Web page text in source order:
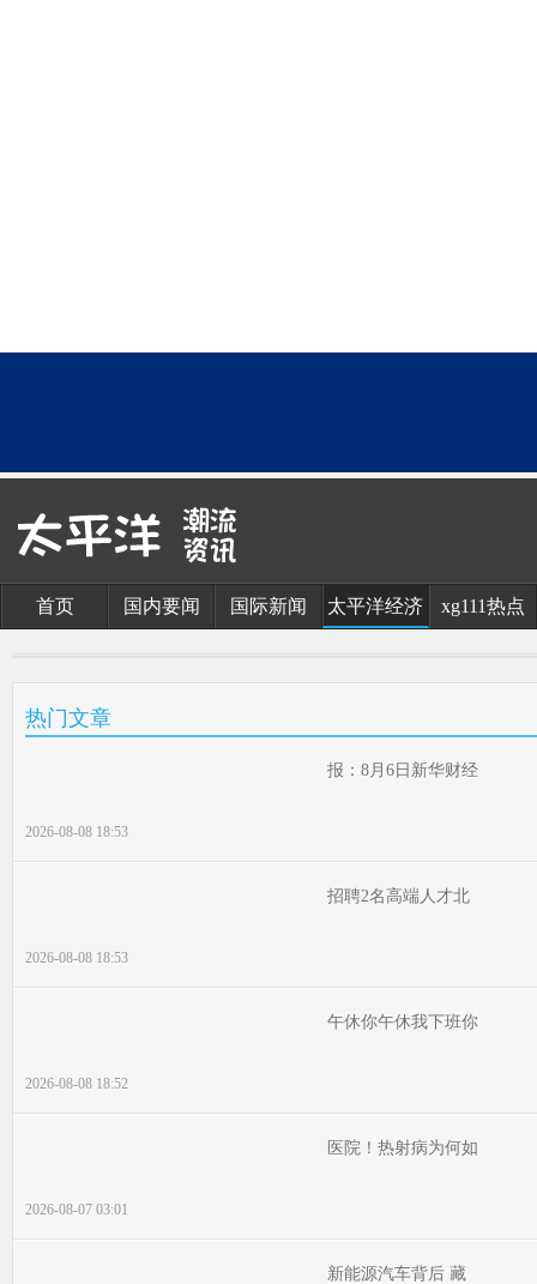
首页 国内要闻 国际新闻 太平洋经济 xg111热点
热门文章
报：8月6日新华财经
2026-08-08 18:53
招聘2名高端人才北
2026-08-08 18:53
午休你午休我下班你
2026-08-08 18:52
医院！热射病为何如
2026-08-07 03:01
新能源汽车背后 藏